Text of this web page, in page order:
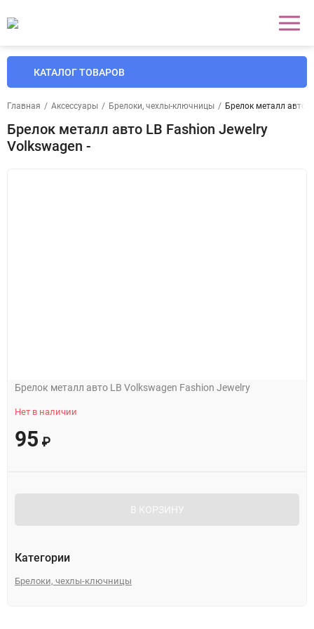
КАТАЛОГ ТОВАРОВ
Главная / Аксессуары / Брелоки, чехлы-ключницы / Брелок металл авто
Брелок металл авто LB Fashion Jewelry
Volkswagen -
Брелок металл авто LB Volkswagen Fashion Jewelry
Нет в наличии
95 ₽
В КОРЗИНУ
Категории
Брелоки, чехлы-ключницы